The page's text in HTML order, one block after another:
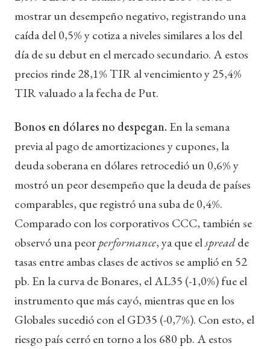
mostrar un desempeño negativo, registrando una
caída del 0,5% y cotiza a niveles similares a los del
día de su debut en el mercado secundario. A estos
precios rinde 28,1% TIR al vencimiento y 25,4%
TIR valuado a la fecha de Put.
Bonos en dólares no despegan. En la semana
previa al pago de amortizaciones y cupones, la
deuda soberana en dólares retrocedió un 0,6% y
mostró un peor desempeño que la deuda de países
comparables, que registró una suba de 0,4%.
Comparado con los corporativos CCC, también se
observó una peorperformance, ya que elspreadde
tasas entre ambas clases de activos se amplió en 52
pb. En la curva de Bonares, el AL35 (-1,0%) fue el
instrumento que más cayó, mientras que en los
Globales sucedió con el GD35 (-0,7%). Con esto, el
riesgo país cerró en torno a los 680 pb. A estos